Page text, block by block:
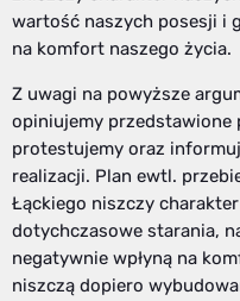
wartość naszych posesji i
na komfort naszego
Z uwagi na powyższe
opiniujemy przedstawione
protestujemy oraz
realizacji. Plan ewtl.
Łąckiego niszczy
dotychczasowe starania,
negatywnie wpłyną na
niszczą dopiero